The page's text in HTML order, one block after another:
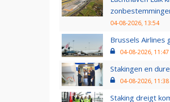
04-08-2026, 13:54
Brussels
04-08-2026, 11:47
Stakingen en
04-08-2026, 11:38
Staking dreigt